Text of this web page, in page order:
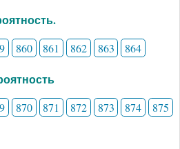
860 861 862 863 864
870 871 872 873 874
875